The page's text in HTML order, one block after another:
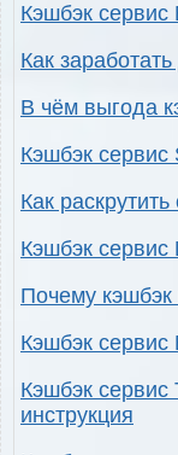
Кэшбэк сервис
Как
В чём выгода
Кэшбэк сервис
Как
Кэшбэк сервис
Почему
Кэшбэк сервис
Кэшбэк сервис
инструкция